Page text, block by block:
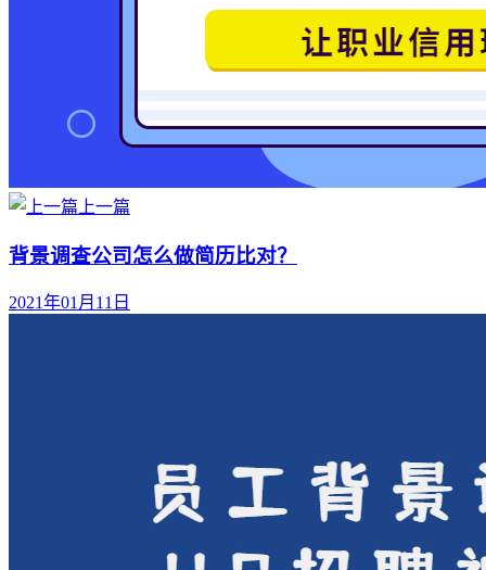
上一篇
背景调查公司怎么做简历比对？
2021年01月11日